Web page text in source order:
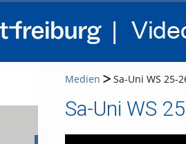
Medien Sa-Uni WS 25-
Sa-Uni WS